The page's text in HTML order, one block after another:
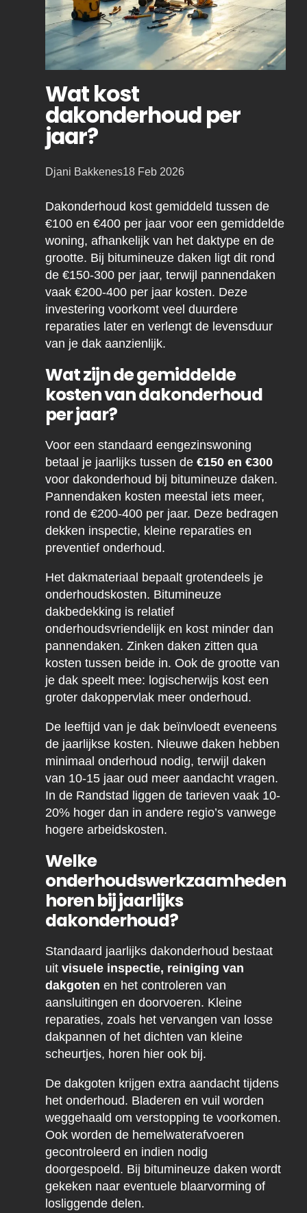
Wat kost
dakonderhoud per
jaar?
Posted
Djani Bakkenes18 Feb 2026
Dakonderhoud kost gemiddeld tussen de
€100 en €400 per jaar voor een gemiddelde
woning, afhankelijk van het daktype en de
grootte. Bij bitumineuze daken ligt dit rond
de €150-300 per jaar, terwijl pannendaken
vaak €200-400 per jaar kosten. Deze
investering voorkomt veel duurdere
reparaties later en verlengt de levensduur
van je dak aanzienlijk.
Wat zijn de gemiddelde
kosten van dakonderhoud
per jaar?
Voor een standaard eengezinswoning
betaal je jaarlijks tussen de €150 en €300
voor dakonderhoud bij bitumineuze daken.
Pannendaken kosten meestal iets meer,
rond de €200-400 per jaar. Deze bedragen
dekken inspectie, kleine reparaties en
preventief onderhoud.
Het dakmateriaal bepaalt grotendeels je
onderhoudskosten. Bitumineuze
dakbedekking is relatief
onderhoudsvriendelijk en kost minder dan
pannendaken. Zinken daken zitten qua
kosten tussen beide in. Ook de grootte van
je dak speelt mee: logischerwijs kost een
groter dakoppervlak meer onderhoud.
De leeftijd van je dak beïnvloedt eveneens
de jaarlijkse kosten. Nieuwe daken hebben
minimaal onderhoud nodig, terwijl daken
van 10-15 jaar oud meer aandacht vragen.
In de Randstad liggen de tarieven vaak 10-
20% hoger dan in andere regio’s vanwege
hogere arbeidskosten.
Welke
onderhoudswerkzaamheden
horen bij jaarlijks
dakonderhoud?
Standaard jaarlijks dakonderhoud bestaat
uit visuele inspectie, reiniging van
dakgoten en het controleren van
aansluitingen en doorvoeren. Kleine
reparaties, zoals het vervangen van losse
dakpannen of het dichten van kleine
scheurtjes, horen hier ook bij.
De dakgoten krijgen extra aandacht tijdens
het onderhoud. Bladeren en vuil worden
weggehaald om verstopping te voorkomen.
Ook worden de hemelwaterafvoeren
gecontroleerd en indien nodig
doorgespoeld. Bij bitumineuze daken wordt
gekeken naar eventuele blaarvorming of
losliggende delen.